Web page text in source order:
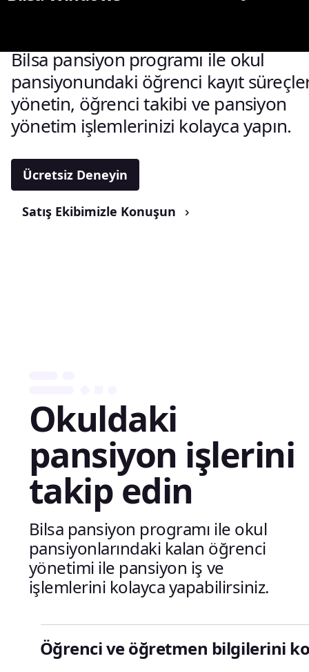
Sınav Yerleri
bir yerde
Bilsa pansiyon programı ile okul
pansiyonundaki öğrenci kayıt
yönetin, öğrenci takibi ve pansiyon
yönetim işlemlerinizi kolayca yapın.
Ücretsiz Deneyin
Satış Ekibimizle Konuşun
Okuldaki
pansiyon işlerini
takip edin
Bilsa pansiyon programı ile okul
pansiyonlarındaki kalan öğrenci
yönetimi ile pansiyon iş ve
işlemlerini kolayca yapabilirsiniz.
Öğrenci ve öğretmen bilgilerini